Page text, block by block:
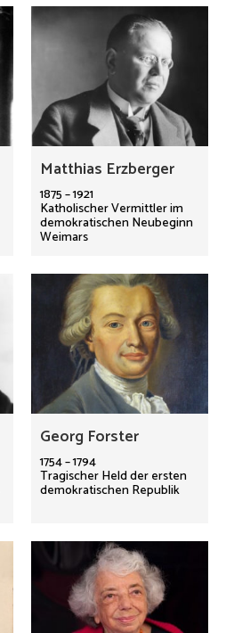
Matthias Erzberger
1875 – 1921
Katholischer Vermittler im
demokratischen Neubeginn
Weimars
Georg Forster
1754 – 1794
Tragischer Held der ersten
demokratischen Republik